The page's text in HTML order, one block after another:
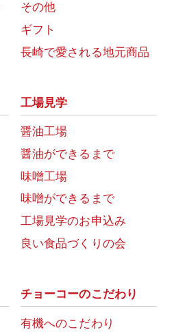
その他
ギフト
長崎で愛される地元商品
工場見学
醤油工場
醤油ができるまで
味噌工場
味噌ができるまで
工場見学のお申込み
良い食品づくりの会
チョーコーのこだわり
有機へのこだわり